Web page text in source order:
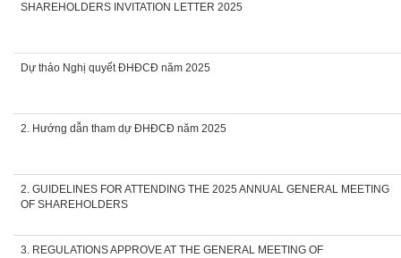
SHAREHOLDERS INVITATION LETTER 2025
Dự thảo Nghị quyết ĐHĐCĐ năm 2025
2. Hướng dẫn tham dự ĐHĐCĐ năm 2025
2. GUIDELINES FOR ATTENDING THE 2025 ANNUAL GENERAL MEETING
OF SHAREHOLDERS
3. REGULATIONS APPROVE AT THE GENERAL MEETING OF